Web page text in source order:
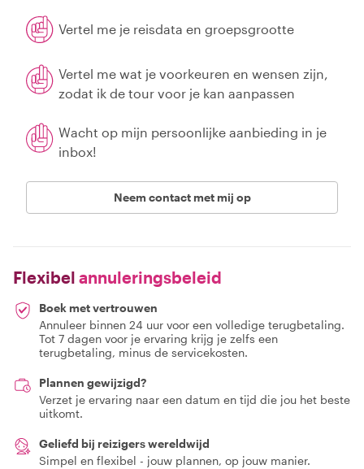
Vertel me je reisdata en groepsgrootte
Vertel me wat je voorkeuren en wensen zijn,
zodat ik de tour voor je kan aanpassen
Wacht op mijn persoonlijke aanbieding in je
inbox!
Neem contact met mij op
Flexibel annuleringsbeleid
Boek met vertrouwen
Annuleer binnen 24 uur voor een volledige terugbetaling.
Tot 7 dagen voor je ervaring krijg je zelfs een
terugbetaling, minus de servicekosten.
Plannen gewijzigd?
Verzet je ervaring naar een datum en tijd die jou het beste
uitkomt.
Geliefd bij reizigers wereldwijd
Simpel en flexibel - jouw plannen, op jouw manier.